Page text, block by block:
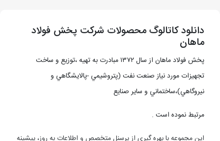
دانلود کاتالوگ محصولات شرکت پخش فولاد
ماهان
پخش فولاد ماهان از سال ۱۳۷۲ مبادرت به تهيه ،توزيع و ساخت
تجهيزات مورد نياز صنعت نفت (پتروشيمي -پالايشگاهي و
نيروگاهي)،ساختماني و ساير صنايع
مرتبط نموده است .
اين مجموعه با بهره گيري از پرسنل متخصص و اطلاعات به روز، پيشينه